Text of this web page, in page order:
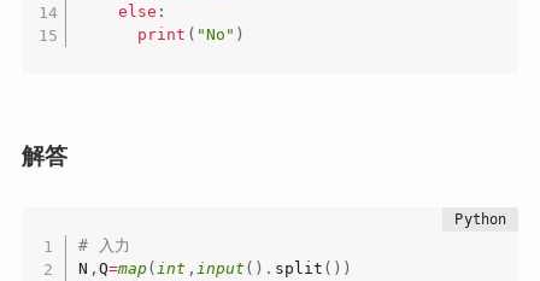
else :
print ( "No" )
解答
# 入力
N , Q=map(int , input ( ) . split ( ) )